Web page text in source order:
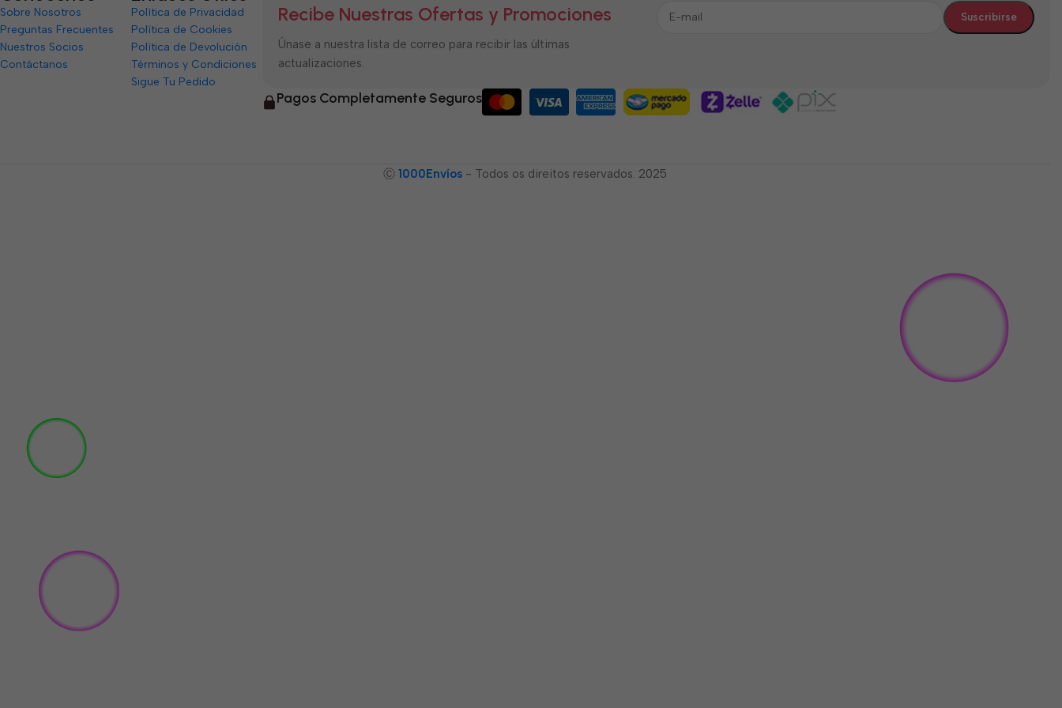
Sobre Nosotros
Preguntas Frecuentes
Nuestros Socios
Contáctanos
Política de Privacidad
Política de Cookies
Política de Devolución
Términos y Condiciones
Sigue Tu Pedido
Recibe Nuestras Ofertas y Promociones
Únase a nuestra lista de correo para recibir las últimas
actualizaciones.
Pagos Completamente Seguros
Ⓒ 1000Envíos - Todos os direitos reservados. 2025